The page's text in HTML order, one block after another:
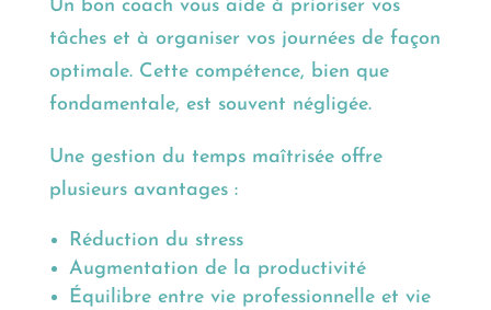
Un bon coach vous aide à prioriser vos
tâches et à organiser vos journées de façon
optimale. Cette compétence, bien que
fondamentale, est souvent négligée.
Une gestion du temps maîtrisée offre
plusieurs avantages :
Réduction du stress
Augmentation de la productivité
Équilibre entre vie professionnelle et vie